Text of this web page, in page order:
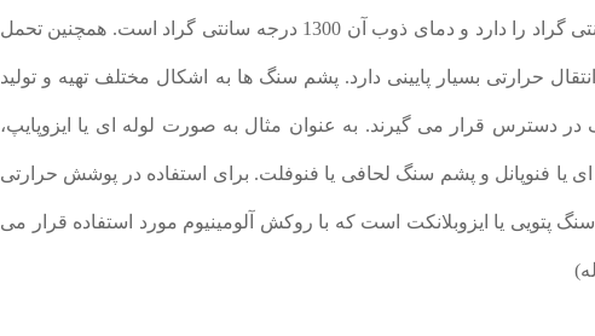
داشته به نحوی که تحمل دمای تا 750 درجه سانتی گراد را دارد و دمای ذوب آن 1300 درجه سانتی گراد است. همچنین تحمل
صفر بوده و انتقال حرارتی بسیار پایینی دارد. پشم سنگ ها به اشکال مختلف تهیه و تولید
دسترس قرار می گیرند. به عنوان مثال به صورت لوله ای یا ایزوپایپ،
یا فنوپانل و پشم سنگ لحافی یا فنوفلت. برای استفاده در پوشش حرارتی
پتویی یا ایزوبلانکت است که با روکش آلومینیوم مورد استفاده قرار می